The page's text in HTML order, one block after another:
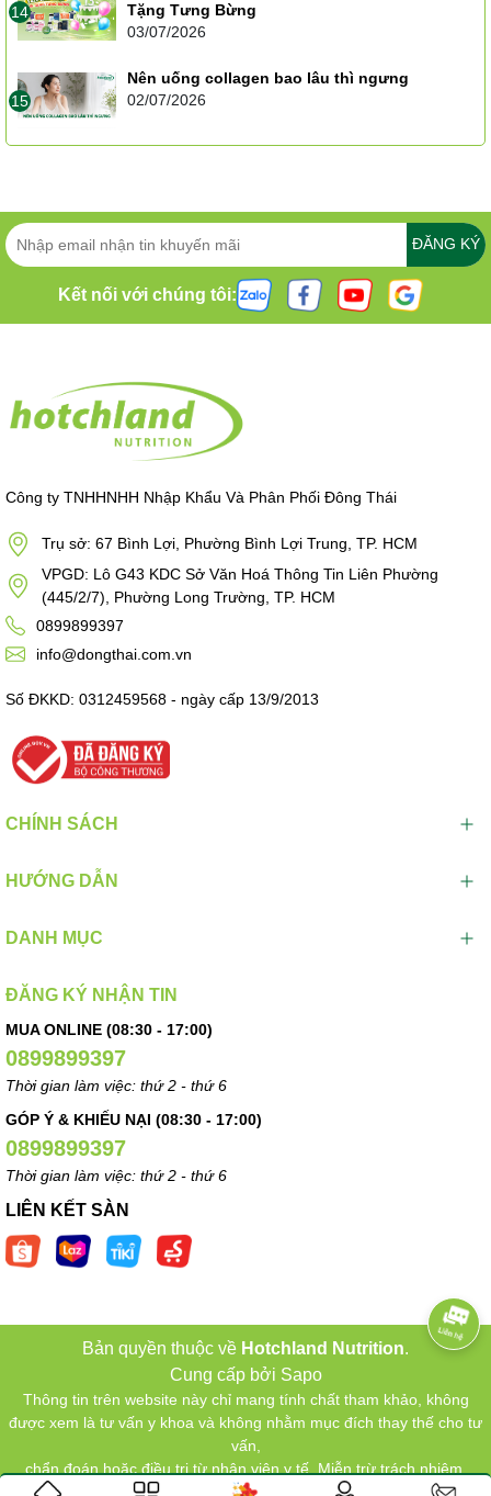
14
Tặng Tưng Bừng
03/07/2026
15
Nên uống collagen bao lâu thì ngưng
02/07/2026
ĐĂNG KÝ
Kết nối với chúng tôi:
Công ty TNHHNHH Nhập Khẩu Và Phân Phối Đông Thái
Trụ sở: 67 Bình Lợi, Phường Bình Lợi Trung, TP. HCM
VPGD: Lô G43 KDC Sở Văn Hoá Thông Tin Liên Phường
(445/2/7), Phường Long Trường, TP. HCM
0899899397
info@dongthai.com.vn
Số ĐKKD: 0312459568 - ngày cấp 13/9/2013
CHÍNH SÁCH
HƯỚNG DẪN
DANH MỤC
ĐĂNG KÝ NHẬN TIN
MUA ONLINE (08:30 - 17:00)
0899899397
Thời gian làm việc: thứ 2 - thứ 6
GÓP Ý & KHIẾU NẠI (08:30 - 17:00)
0899899397
Thời gian làm việc: thứ 2 - thứ 6
LIÊN KẾT SÀN
Bản quyền thuộc về Hotchland Nutrition.
Cung cấp bởi Sapo
Thông tin trên website này chỉ mang tính chất tham khảo, không
được xem là tư vấn y khoa và không nhằm mục đích thay thế cho tư
vấn,
chẩn đoán hoặc điều trị từ nhân viên y tế. Miễn trừ trách nhiệm.